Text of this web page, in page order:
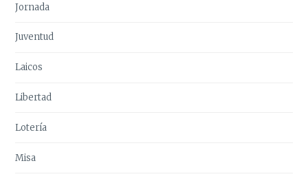
Jornada
Juventud
Laicos
Libertad
Lotería
Misa